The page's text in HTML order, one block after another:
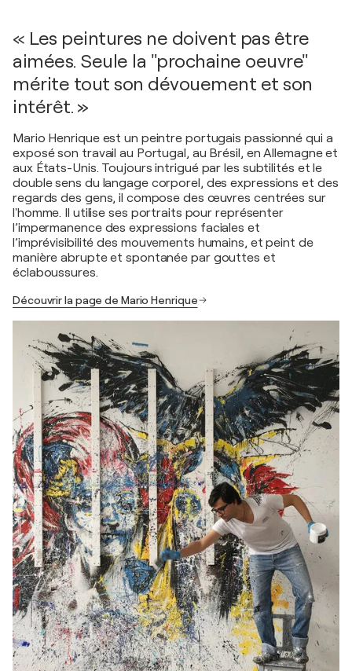
« Les peintures ne doivent pas être
aimées. Seule la "prochaine oeuvre"
mérite tout son dévouement et son
intérêt. »
Mario Henrique est un peintre portugais passionné qui a
exposé son travail au Portugal, au Brésil, en Allemagne et
aux États-Unis. Toujours intrigué par les subtilités et le
double sens du langage corporel, des expressions et des
regards des gens, il compose des œuvres centrées sur
l'homme. Il utilise ses portraits pour représenter
l’impermanence des expressions faciales et
l’imprévisibilité des mouvements humains, et peint de
manière abrupte et spontanée par gouttes et
éclaboussures.
Découvrir la page de Mario Henrique